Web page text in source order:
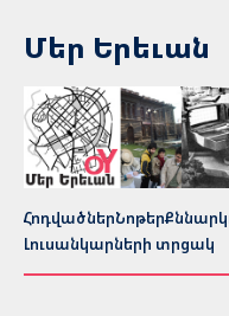
Մեր Երեւան
ՀոդվածներՆոթեր
Լուսանկարների տրցակ